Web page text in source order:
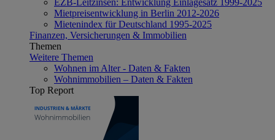
Mietpreisentwicklung in Berlin 2012-2026
Mietenindex für Deutschland 1995-2025
Finanzen, Versicherungen & Immobilien
Themen
Weitere Themen
Wohnen im Alter - Daten & Fakten
Wohnimmobilien – Daten & Fakten
Top Report